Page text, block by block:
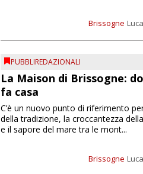
Brissogne
PUBBLIREDAZIONALI
La Maison di Brissogne:
fa casa
Brissogne
C’è un nuovo punto di riferimento
della tradizione, la croccantezza
e il sapore del mare tra le mont...